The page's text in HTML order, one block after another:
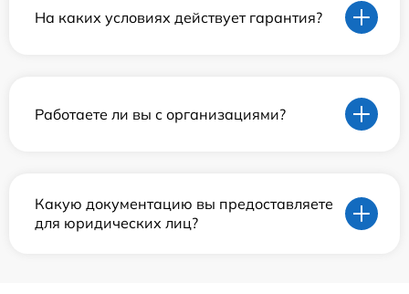
На каких условиях действует гарантия?
Работаете ли вы с организациями?
Какую документацию вы предоставляете
для юридических лиц?